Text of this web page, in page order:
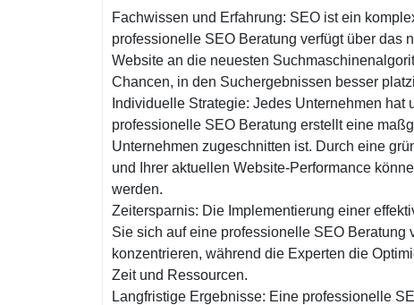
Fachwissen und Erfahrung: SEO ist ein
professionelle SEO Beratung verfügt über das
Website an die neuesten
Chancen, in den Suchergebnissen besser
Individuelle Strategie: Jedes Unternehmen
professionelle SEO Beratung erstellt eine
Unternehmen zugeschnitten ist. Durch eine
und Ihrer aktuellen Website-Performance
werden.
Zeitersparnis: Die Implementierung einer
Sie sich auf eine professionelle SEO
konzentrieren, während die Experten die
Zeit und Ressourcen.
Langfristige Ergebnisse: Eine professionelle